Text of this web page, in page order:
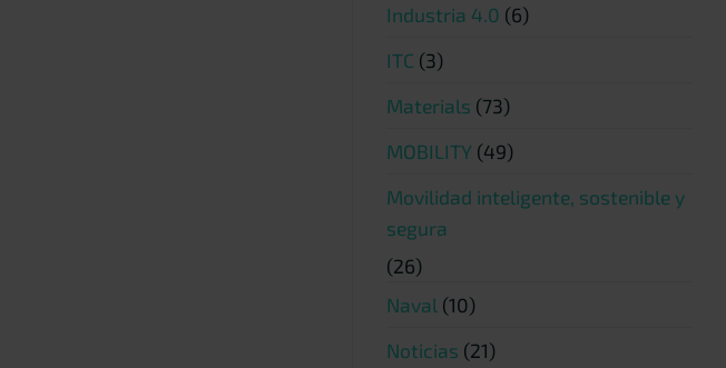
Industria 4.0 (6)
ITC (3)
Materials (73)
MOBILITY (49)
Movilidad inteligente, sostenible y
segura
(26)
Naval (10)
Noticias (21)